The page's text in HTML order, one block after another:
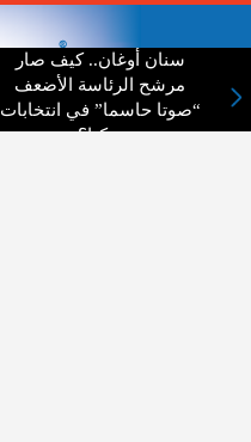
سنان أوغان.. كيف صار
مرشح الرئاسة الأضعف
“صوتا حاسما” في انتخابات
تركيا؟